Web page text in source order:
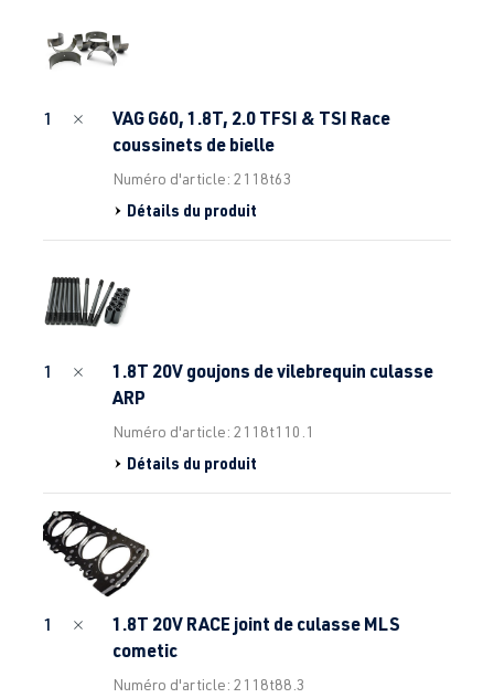
1
VAG G60, 1.8T, 2.0 TFSI & TSI Race
coussinets de bielle
Numéro d'article: 2118t63
Détails du produit
1
1.8T 20V goujons de vilebrequin culasse
ARP
Numéro d'article: 2118t110.1
Détails du produit
1
1.8T 20V RACE joint de culasse MLS
cometic
Numéro d'article: 2118t88.3